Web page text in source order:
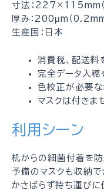
寸法：227×115mm
厚み：200μm（0.2mm
生産国：日本
消費税、配送料
完全データ入稿
色校正が必要
マスクは付きま
利用シーン
机からの細菌付着を防
予備のマスクも収納で
かさばらず持ち運びに